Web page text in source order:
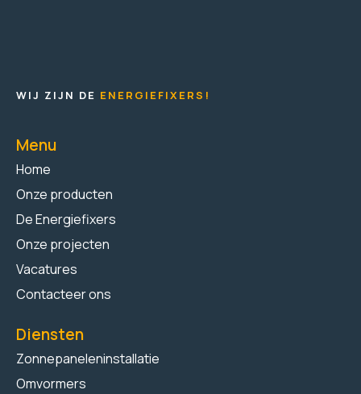
WIJ ZIJN DE ENERGIEFIXERS!
Menu
Home
Onze producten
De Energiefixers
Onze projecten
Vacatures
Contacteer ons
Diensten
Zonnepaneleninstallatie
Omvormers